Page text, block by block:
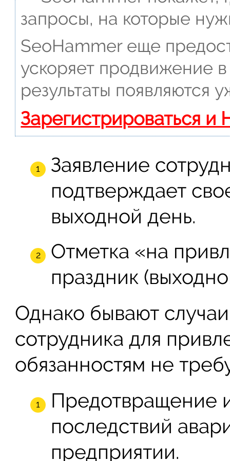
запросы, на которые
SeoHammer еще
ускоряет продвижение
результаты появляются
Зарегистрироваться и
Заявление
подтверждает
выходной день.
Отметка «на
праздник
Однако бывают
сотрудника для
обязанностям не
Предотвращение
последствий
предприятии.